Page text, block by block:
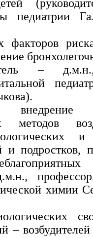
педиатрии
факторов
–
методов
и
и подростков,
химии
–